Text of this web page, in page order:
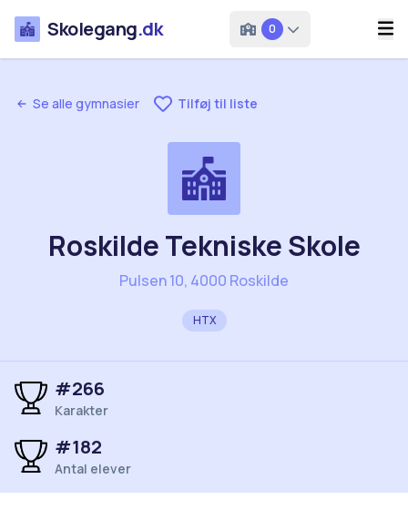
Skolegang.dk 0
Se alle gymnasier Tilføj til liste
Roskilde Tekniske Skole
Pulsen 10, 4000 Roskilde
HTX
#266
Karakter
#182
Antal elever